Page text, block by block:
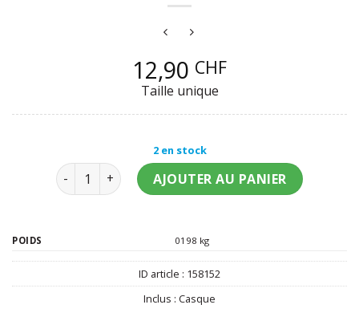
12,90 CHF
Taille unique
2 en stock
quantité de Casque police blanc enfant
AJOUTER AU PANIER
POIDS 0198 kg
ID article : 158152
Inclus : Casque